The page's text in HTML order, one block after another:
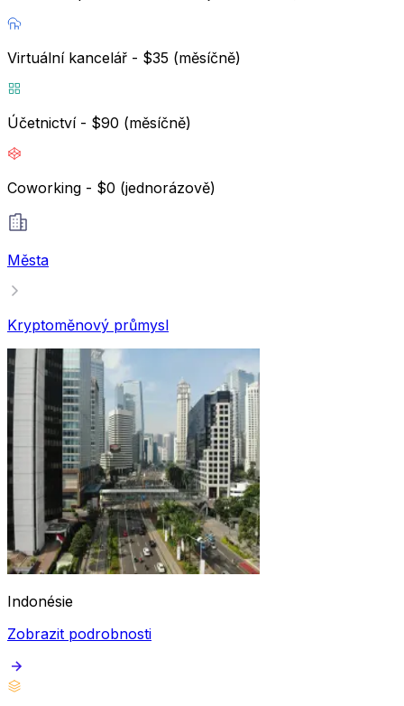
Virtuální kancelář - $35 (měsíčně)
Účetnictví - $90 (měsíčně)
Coworking - $0 (jednorázově)
Města
Kryptoměnový průmysl
Indonésie
Zobrazit podrobnosti